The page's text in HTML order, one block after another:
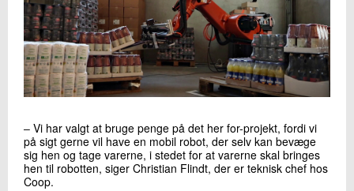
‒ Vi har valgt at bruge penge på det her for-projekt, fordi vi
på sigt gerne vil have en mobil robot, der selv kan bevæge
sig hen og tage varerne, i stedet for at varerne skal bringes
hen til robotten, siger Christian Flindt, der er teknisk chef hos
Coop.